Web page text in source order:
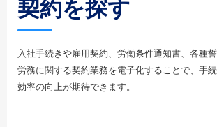
契約を探す
入社手続きや雇用契約、労働条件通知書、各種
労務に関する契約業務を電子化することで、手
効率の向上が期待できます。